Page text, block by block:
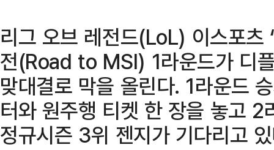
리그 오브 레전드(LoL) 이스포
전(Road to MSI) 1라운드가 디
맞대결로 막을 올린다. 1라운드
터와 원주행 티켓 한 장을 놓고 2
정규시즌 3위 젠지가 기다리고